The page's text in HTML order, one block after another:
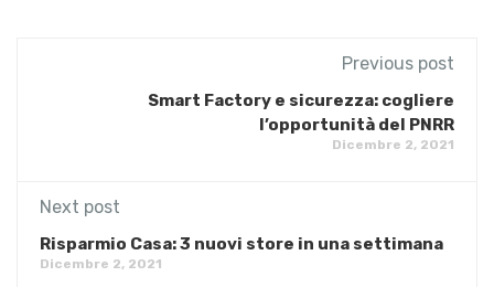
Previous post
Smart Factory e sicurezza: cogliere
l’opportunità del PNRR
Dicembre 2, 2021
Next post
Risparmio Casa: 3 nuovi store in una settimana
Dicembre 2, 2021